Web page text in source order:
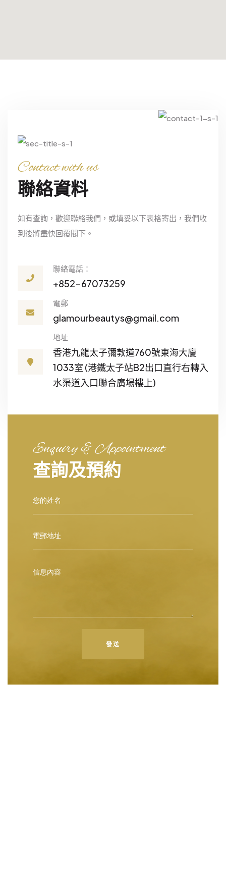
Contact with us
聯絡資料
如有查詢，歡迎聯絡我們，或填妥以下表格寄出，我們收
到後將盡快回覆閣下。
聯絡電話：
+852-67073259
電郵
glamourbeautys@gmail.com
地址
香港九龍太子彌敦道760號東海大廈
1033室 (港鐵太子站B2出口直行右轉入
水渠道入口聯合廣場樓上)
Enquiry & Appointment
查詢及預約
發送